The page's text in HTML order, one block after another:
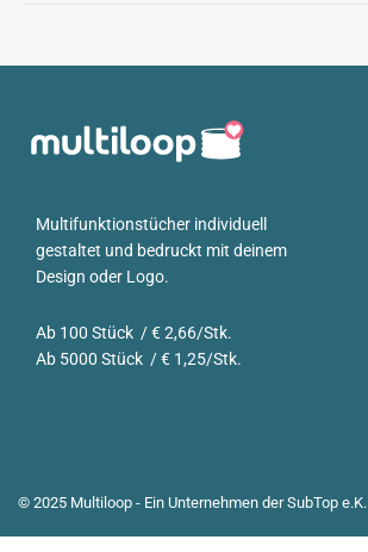
Multifunktionstücher individuell
gestaltet und bedruckt mit deinem
Design oder Logo.
Ab 100 Stück / € 2,66/Stk.
Ab 5000 Stück / € 1,25/Stk.
© 2025 Multiloop - Ein Unternehmen der SubTop e.K.